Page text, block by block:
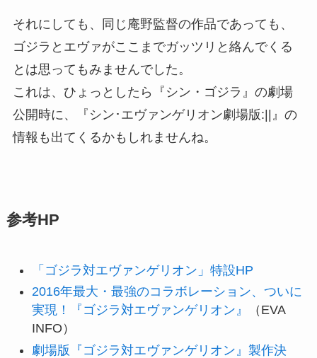
それにしても、同じ庵野監督の作品であっても、
ゴジラとエヴァがここまでガッツリと絡んでくる
とは思ってもみませんでした。
これは、ひょっとしたら『シン・ゴジラ』の劇場
公開時に、『シン･エヴァンゲリオン劇場版:||』の
情報も出てくるかもしれませんね。
参考HP
「ゴジラ対エヴァンゲリオン」特設HP
2016年最大・最強のコラボレーション、ついに
実現！『ゴジラ対エヴァンゲリオン』
（EVA
INFO）
劇場版『ゴジラ対エヴァンゲリオン』製作決